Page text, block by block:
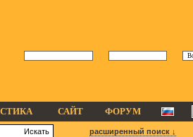
САЙТ ФОРУМ
расширенный поиск ↓